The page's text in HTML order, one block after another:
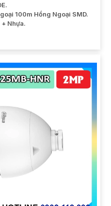
100m Hồng Ngoại SMD.
Nhựa.